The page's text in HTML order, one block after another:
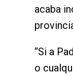
acaba
“Si a
o